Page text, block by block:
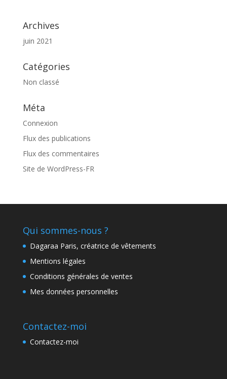
Archives
juin 2021
Catégories
Non classé
Méta
Connexion
Flux des publications
Flux des commentaires
Site de WordPress-FR
Qui sommes-nous ?
Dagaraa Paris, créatrice de vêtements
Mentions légales
Conditions générales de ventes
Mes données personnelles
Contactez-moi
Contactez-moi